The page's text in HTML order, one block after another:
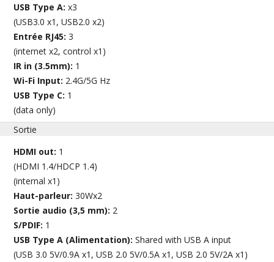
USB Type A:x3
(USB3.0 x1, USB2.0 x2)
Entrée RJ45:3
(internet x2, control x1)
IR in (3.5mm): 1
Wi-Fi Input: 2.4G/5G Hz
USB Type C: 1
(data only)
Sortie
HDMI out: 1
(HDMI 1.4/HDCP 1.4)
(internal x1)
Haut-parleur:30Wx2
Sortie audio (3,5 mm): 2
S/PDIF: 1
USB Type A (Alimentation):Shared with USB A input
(USB 3.0 5V/0.9A x1, USB 2.0 5V/0.5A x1, USB 2.0 5V/2A x1)